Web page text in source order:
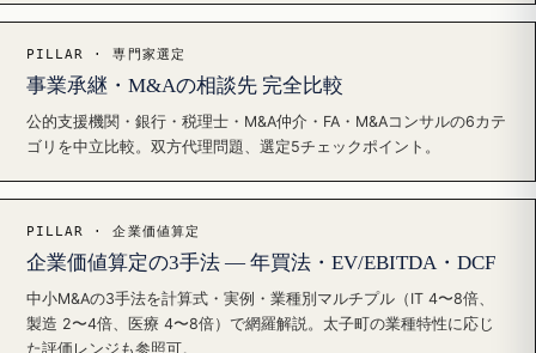
PILLAR · 専門家選定
事業承継・M&Aの相談先 完全比較
公的支援機関・銀行・税理士・M&A仲介・FA・M&Aコンサルの6カテ
ゴリを中立比較。双方代理問題、選定5チェックポイント。
PILLAR · 企業価値算定
企業価値算定の3手法 — 年買法・EV/EBITDA・DCF
中小M&Aの3手法を計算式・実例・業種別マルチプル（IT 4〜8倍、
製造 2〜4倍、医療 4〜8倍）で網羅解説。太子町の業種特性に応じ
た評価レンジも参照可。